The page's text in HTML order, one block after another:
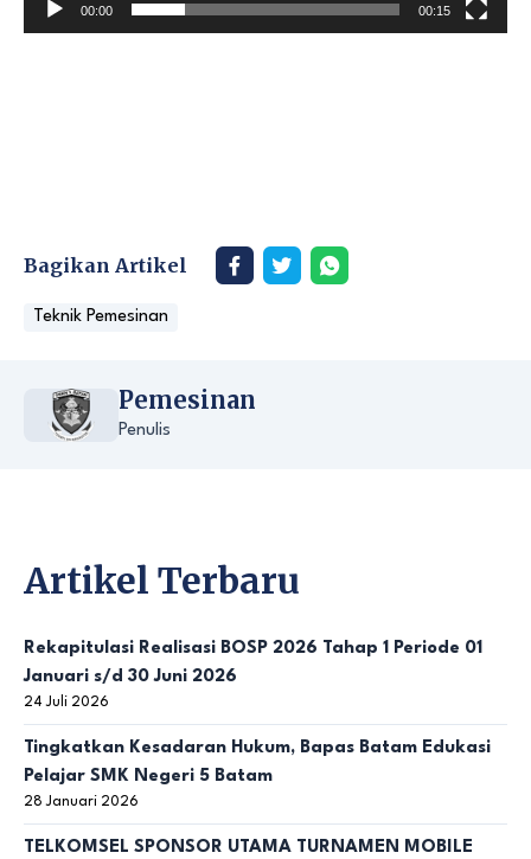
00:00 00:15
Bagikan Artikel
Teknik Pemesinan
Pemesinan
Penulis
Artikel Terbaru
Rekapitulasi Realisasi BOSP 2026 Tahap 1 Periode 01
Januari s/d 30 Juni 2026
24 Juli 2026
Tingkatkan Kesadaran Hukum, Bapas Batam Edukasi
Pelajar SMK Negeri 5 Batam
28 Januari 2026
TELKOMSEL SPONSOR UTAMA TURNAMEN MOBILE